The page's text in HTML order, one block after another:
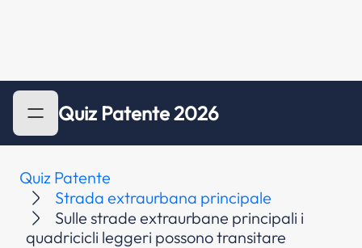
Quiz Patente 2026
Quiz Patente
Strada extraurbana principale
Sulle strade extraurbane principali i
quadricicli leggeri possono transitare